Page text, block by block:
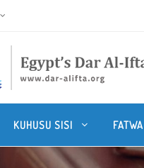
KUHUSU SISI FATWA